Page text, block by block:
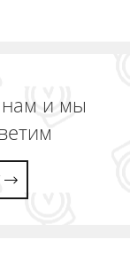
нам и мы